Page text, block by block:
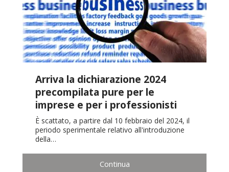
Arriva la dichiarazione 2024
precompilata pure per le
imprese e per i professionisti
È scattato, a partire dal 10 febbraio del 2024, il
periodo sperimentale relativo all'introduzione
della…
Continua